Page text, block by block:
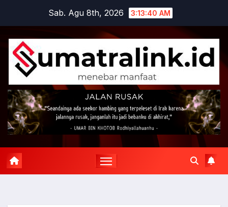
content
Sab. Agu 8th, 2026 3:13:41 AM